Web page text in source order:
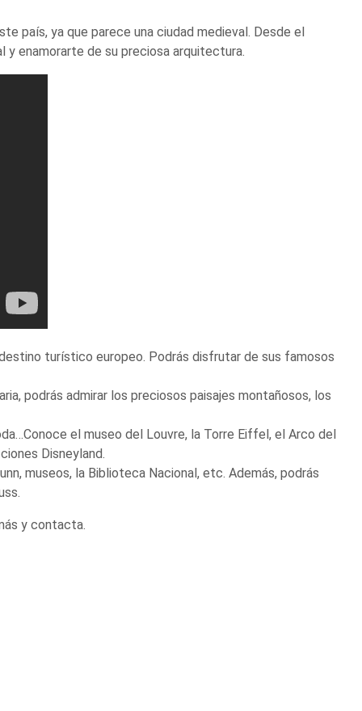
país, ya que parece una ciudad medieval. Desde el
enamorarte de su preciosa arquitectura.
turístico europeo. Podrás disfrutar de sus famosos
podrás admirar los preciosos paisajes montañosos, los
el museo del Louvre, la Torre Eiffel, el Arco del
Disneyland.
museos, la Biblioteca Nacional, etc. Además, podrás
y contacta.